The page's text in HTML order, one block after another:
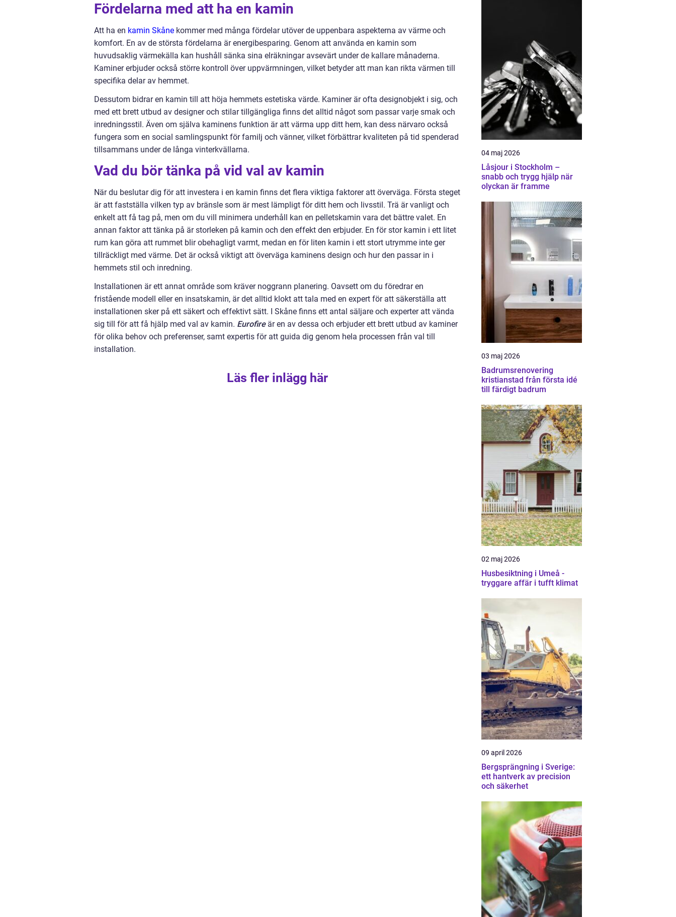
Fördelarna med att ha en kamin
Att ha en kamin Skåne kommer med många fördelar utöver de uppenbara aspekterna av värme och
komfort. En av de största fördelarna är energibesparing. Genom att använda en kamin som
huvudsaklig värmekälla kan hushåll sänka sina elräkningar avsevärt under de kallare månaderna.
Kaminer erbjuder också större kontroll över uppvärmningen, vilket betyder att man kan rikta värmen till
specifika delar av hemmet.
Dessutom bidrar en kamin till att höja hemmets estetiska värde. Kaminer är ofta designobjekt i sig, och
med ett brett utbud av designer och stilar tillgängliga finns det alltid något som passar varje smak och
inredningsstil. Även om själva kaminens funktion är att värma upp ditt hem, kan dess närvaro också
fungera som en social samlingspunkt för familj och vänner, vilket förbättrar kvaliteten på tid spenderad
tillsammans under de långa vinterkvällarna.
Vad du bör tänka på vid val av kamin
När du beslutar dig för att investera i en kamin finns det flera viktiga faktorer att överväga. Första steget
är att fastställa vilken typ av bränsle som är mest lämpligt för ditt hem och livsstil. Trä är vanligt och
enkelt att få tag på, men om du vill minimera underhåll kan en pelletskamin vara det bättre valet. En
annan faktor att tänka på är storleken på kamin och den effekt den erbjuder. En för stor kamin i ett litet
rum kan göra att rummet blir obehagligt varmt, medan en för liten kamin i ett stort utrymme inte ger
tillräckligt med värme. Det är också viktigt att överväga kaminens design och hur den passar in i
hemmets stil och inredning.
Installationen är ett annat område som kräver noggrann planering. Oavsett om du föredrar en
fristående modell eller en insatskamin, är det alltid klokt att tala med en expert för att säkerställa att
installationen sker på ett säkert och effektivt sätt. I Skåne finns ett antal säljare och experter att vända
sig till för att få hjälp med val av kamin. Eurofire är en av dessa och erbjuder ett brett utbud av kaminer
för olika behov och preferenser, samt expertis för att guida dig genom hela processen från val till
installation.
Läs fler inlägg här
04 maj 2026
Låsjour i Stockholm –
snabb och trygg hjälp när
olyckan är framme
03 maj 2026
Badrumsrenovering
kristianstad från första idé
till färdigt badrum
02 maj 2026
Husbesiktning i Umeå -
tryggare affär i tufft klimat
09 april 2026
Bergsprängning i Sverige:
ett hantverk av precision
och säkerhet